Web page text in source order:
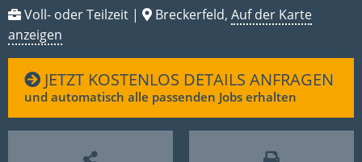
Voll- oder Teilzeit | Breckerfeld, Auf der Karte
anzeigen
JETZT KOSTENLOS DETAILS ANFRAGEN
und automatisch alle passenden Jobs erhalten